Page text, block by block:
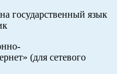
государственный язык
(для сетевого